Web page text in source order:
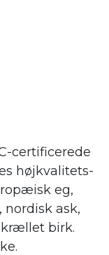
certificerede
højkvalitets-
eg,
ask,
birk.